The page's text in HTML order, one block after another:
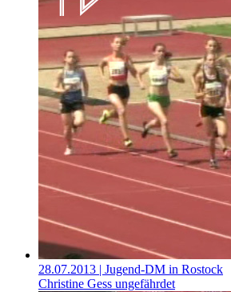
28.07.2013 | Jugend-DM in Rostock
Christine Gess ungefährdet